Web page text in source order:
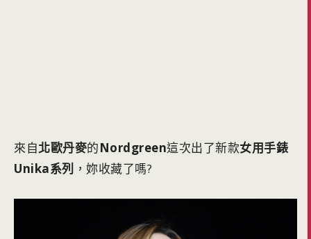
來自北歐丹麥的Nordgreen這次出了新款女用手錶
Unika系列 ，妳收藏了嗎?